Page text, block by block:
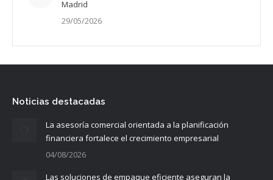
Madrid
29/05/2026
Noticias destacadas
La asesoría comercial orientada a la planificación
financiera fortalece el crecimiento empresarial
04/08/2026
Las soluciones de empaque eficiente aseguran la